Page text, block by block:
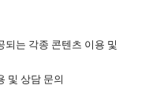
되는 각종 콘텐츠 이용 및
및 상담 문의